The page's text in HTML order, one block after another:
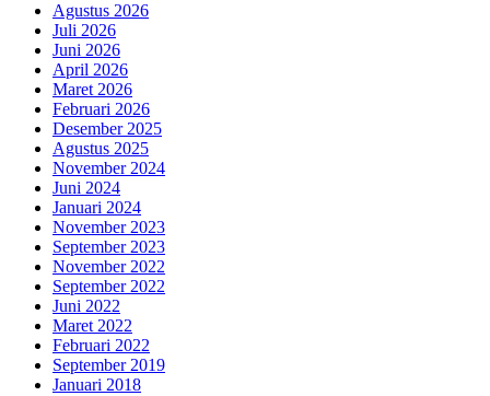
Agustus 2026
Juli 2026
Juni 2026
April 2026
Maret 2026
Februari 2026
Desember 2025
Agustus 2025
November 2024
Juni 2024
Januari 2024
November 2023
September 2023
November 2022
September 2022
Juni 2022
Maret 2022
Februari 2022
September 2019
Januari 2018